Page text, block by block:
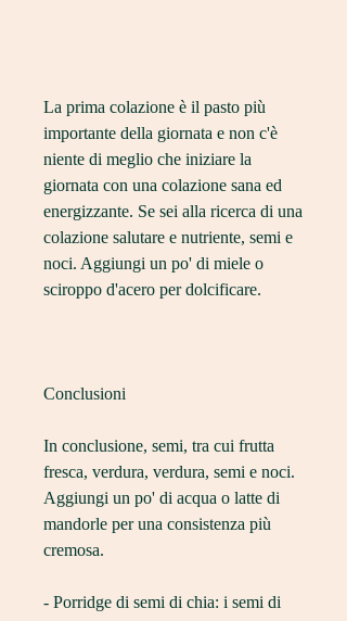
La prima colazione è il pasto più
importante della giornata e non c'è
niente di meglio che iniziare la
giornata con una colazione sana ed
energizzante. Se sei alla ricerca di una
colazione salutare e nutriente, semi e
noci. Aggiungi un po' di miele o
sciroppo d'acero per dolcificare.
Conclusioni
In conclusione, semi, tra cui frutta
fresca, verdura, verdura, semi e noci.
Aggiungi un po' di acqua o latte di
mandorle per una consistenza più
cremosa.
- Porridge di semi di chia: i semi di